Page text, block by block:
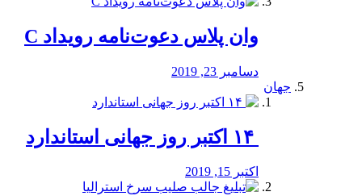
وان پلاس دعوت‌نامه رویداد C
دسامبر 23, 2019
جهان
اکتبر 15, 2019